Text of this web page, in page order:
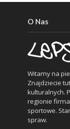
O Nas
Witamy na
Znajdziecie
kulturalnych.
regionie
sportowe.
spraw.